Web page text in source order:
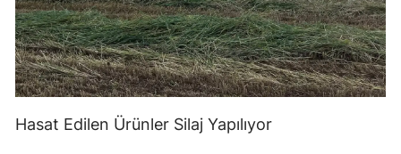
Hasat Edilen Ürünler Silaj Yapılıyor